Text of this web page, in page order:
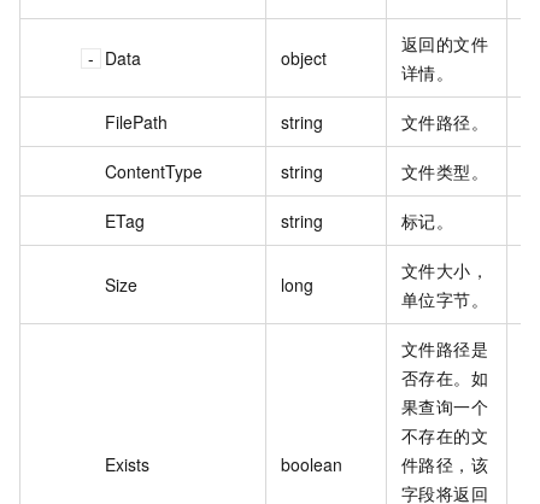
Data object
返回的文件
详情。
FilePath string 文件路径。
ContentType string 文件类型。
ETag string 标记。
Size long
文件大小，
单位字节。
Exists boolean
文件路径是
否存在。如
果查询一个
不存在的文
件路径，该
字段将返回